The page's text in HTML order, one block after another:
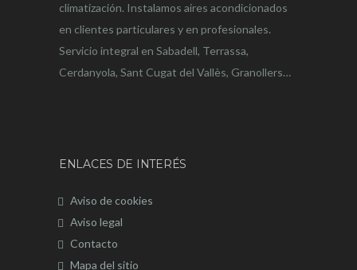
climatización. Instalamos aires acondicionados
en clientes particulares y en profesionales.
Servicio integral en Sabadell, Terrassa,
Cerdanyola, Sant Cugat del Vallès, Granollers…
ENLACES DE INTERÉS
Aviso de cookies
Aviso legal
Contacto
Mapa del sitio